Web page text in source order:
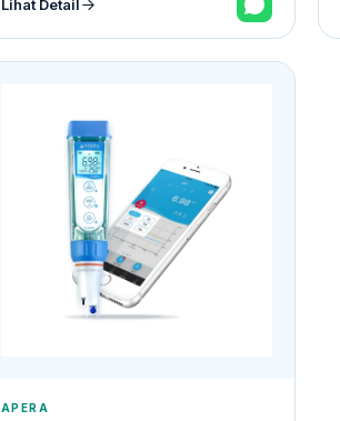
Lihat Detail
APERA